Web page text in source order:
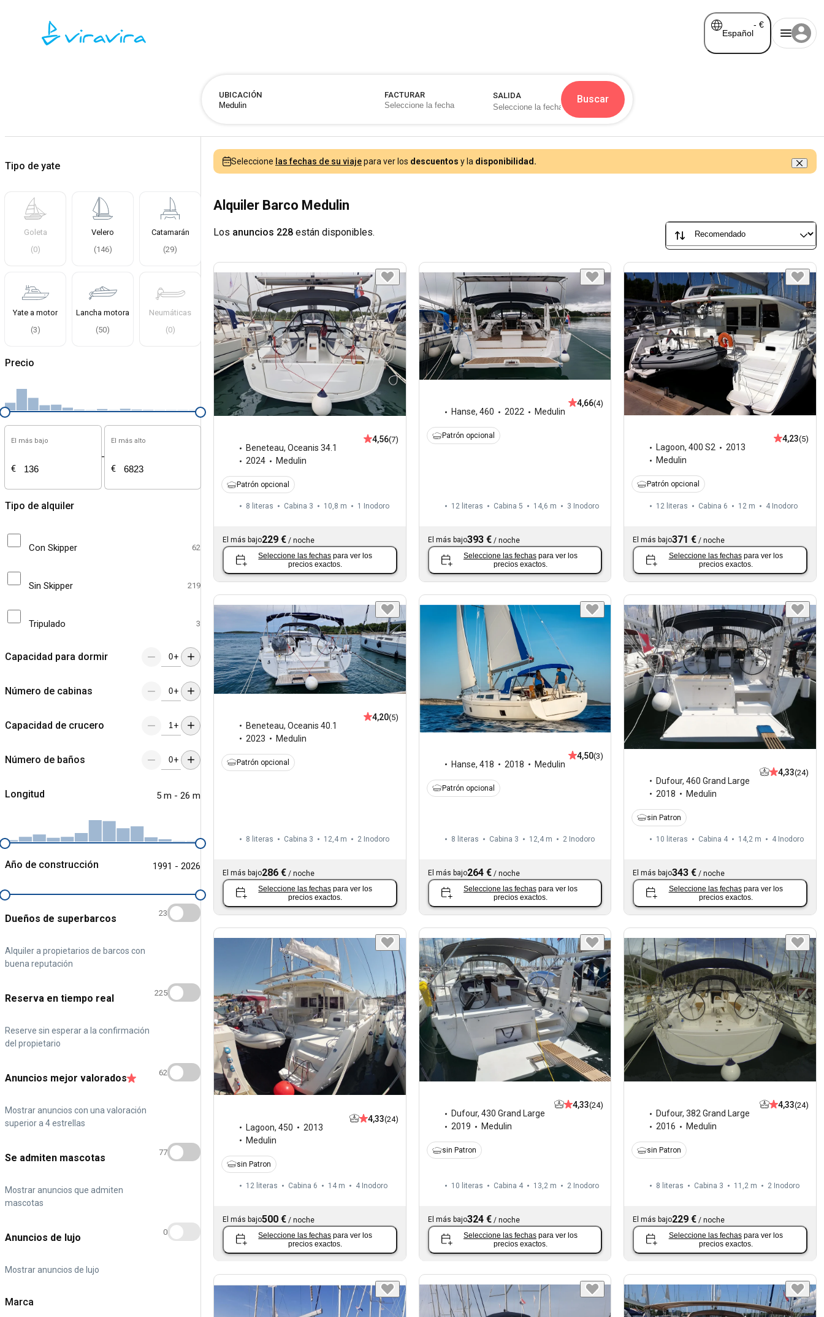
Español
- €
UBICACIÓN FACTURAR SALIDA Buscar
Tipo de yate
Goleta
(0)
Velero
(146)
Catamarán
(29)
Yate a motor
(3)
Lancha motora
(50)
Neumáticas
(0)
Precio
El más bajo
€
-
El más alto
€
Tipo de alquiler
Con Skipper 62
Sin Skipper 219
Tripulado 3
Capacidad para dormir +
Número de cabinas +
Capacidad de crucero +
Número de baños +
Longitud 5 m - 26 m
Año de construcción 1991 - 2026
Dueños de superbarcos
Alquiler a propietarios de barcos con
buena reputación
23
Reserva en tiempo real
Reserve sin esperar a la confirmación
del propietario
225
Anuncios mejor valorados
Mostrar anuncios con una valoración
superior a 4 estrellas
62
Se admiten mascotas
Mostrar anuncios que admiten
mascotas
77
Anuncios de lujo
Mostrar anuncios de lujo
0
Marca
Seleccione las fechas de su viajepara ver los descuentos y la disponibilidad.
Alquiler Barco Medulin
Los anuncios 228 están disponibles.
Beneteau, Oceanis 34.1
2024
Medulin
4,56(7)
Patrón opcional
8 literas Cabina 3 10,8 m 1 Inodoro
El más bajo229 € / noche
Seleccione las fechas para ver los
precios exactos.
Hanse, 460 2022 Medulin
4,66(4)
Patrón opcional
12 literas Cabina 5 14,6 m 3 Inodoro
El más bajo393 €/ noche
Seleccione las fechas para ver los
precios exactos.
Lagoon,400 S2
2013
Medulin
4,23(5)
Patrón opcional
12 literas Cabina 6 12 m 4 Inodoro
El más bajo371 € /noche
Seleccione las fechas para ver los
precios exactos.
Beneteau, Oceanis 40.1
2023
Medulin
4,20(5)
Patrón opcional
8 literas Cabina 3 12,4 m 2 Inodoro
El más bajo286 € / noche
Seleccione las fechas para ver los
precios exactos.
Hanse, 418 2018 Medulin
4,50(3)
Patrón opcional
8 literas Cabina 3 12,4 m 2 Inodoro
El más bajo264 €/ noche
Seleccione las fechas para ver los
precios exactos.
Dufour,460 Grand Large
2018
Medulin
4,33(24)
sin Patron
10 literas Cabina 4 14,2 m 4 Inodoro
El más bajo343 € /noche
Seleccione las fechas para ver los
precios exactos.
Lagoon, 450
2013
Medulin
4,33(24)
sin Patron
12 literas Cabina 6 14 m 4 Inodoro
El más bajo500 € / noche
Seleccione las fechas para ver los
precios exactos.
Dufour, 430 Grand Large
2019
Medulin
4,33(24)
sin Patron
10 literas Cabina 4 13,2 m 2 Inodoro
El más bajo324 €/ noche
Seleccione las fechas para ver los
precios exactos.
Dufour,382 Grand Large
2016
Medulin
4,33(24)
sin Patron
8 literas Cabina 3 11,2 m 2 Inodoro
El más bajo229 € /noche
Seleccione las fechas para ver los
precios exactos.